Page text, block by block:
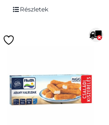
Részletek